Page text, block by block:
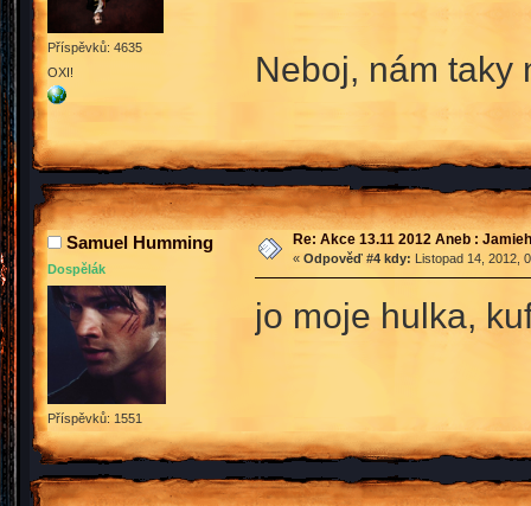
Příspěvků: 4635
OXI!
Neboj, nám
Samuel Humming
Dospělák
Příspěvků: 1551
Re: Akce 13.11 2012 Aneb :
« Odpověď #4 kdy: Listopad 14, 2012,
jo moje hulka,